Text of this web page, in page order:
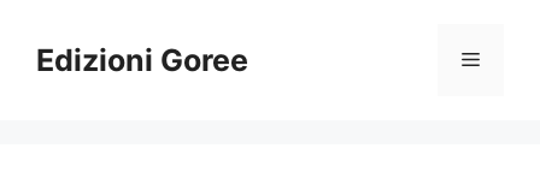
contenuto
Edizioni Goree Menu